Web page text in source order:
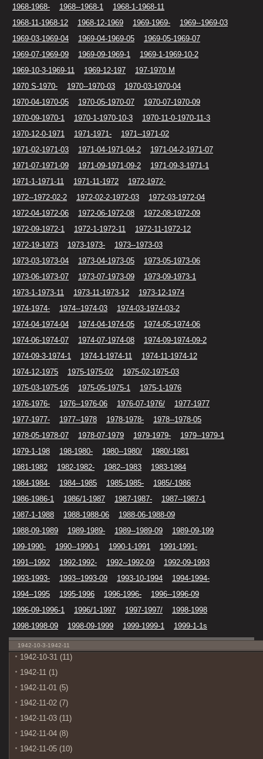
1968-1968-
1968--1968-1
1968-1-1968-11
1968-11-1968-12
1968-12-1969 1969-1969-
1969--1969-03
1969-03-1969-04
1969-04-1969-05
1969-05-1969-07
1969-07-1969-09
1969-09-1969-1
1969-1-1969-10-2
1969-10-3-1969-11
1969-12-197
197-1970 M
1970 S-1970-
1970--1970-03
1970-03-1970-04
1970-04-1970-05
1970-05-1970-07
1970-07-1970-09
1970-09-1970-1
1970-1-1970-10-3
1970-11-0-1970-11-3
1970-12-0-1971
1971-1971-
1971--1971-02
1971-02-1971-03
1971-04-1971-04-2
1971-04-2-1971-07
1971-07-1971-09
1971-09-1971-09-2
1971-09-3-1971-1
1971-1-1971-11
1971-11-1972
1972-1972-
1972--1972-02-2
1972-02-2-1972-03
1972-03-1972-04
1972-04-1972-06
1972-06-1972-08
1972-08-1972-09
1972-09-1972-1
1972-1-1972-11
1972-11-1972-12
1972-19-1973
1973-1973-
1973--1973-03
1973-03-1973-04
1973-04-1973-05
1973-05-1973-06
1973-06-1973-07
1973-07-1973-09
1973-09-1973-1
1973-1-1973-11
1973-11-1973-12
1973-12-1974
1974-1974-
1974--1974-03
1974-03-1974-03-2
1974-04-1974-04
1974-04-1974-05
1974-05-1974-06
1974-06-1974-07
1974-07-1974-08
1974-09-1974-09-2
1974-09-3-1974-1
1974-1-1974-11
1974-11-1974-12
1974-12-1975
1975-1975-02
1975-02-1975-03
1975-03-1975-05
1975-05-1975-1
1975-1-1976
1976-1976-
1976--1976-06 1976-07-1976/
1977-1977
1977-1977-
1977--1978 1978-1978-
1978--1978-05
1978-05-1978-07
1978-07-1979 1979-1979-
1979--1979-1
1979-1-198
198-1980- 1980--1980/
1980/-1981
1981-1982
1982-1982- 1982--1983
1983-1984
1984-1984-
1984--1985 1985-1985-
1985/-1986
1986-1986-1
1986/1-1987 1987-1987-
1987--1987-1
1987-1-1988
1988-1988-06
1988-06-1988-09
1988-09-1989
1989-1989- 1989--1989-09
1989-09-199
199-1990-
1990--1990-1 1990-1-1991
1991-1991-
1991--1992
1992-1992- 1992--1992-09
1992-09-1993
1993-1993-
1993--1993-09 1993-10-1994
1994-1994-
1994--1995
1995-1996 1996-1996-
1996--1996-09
1996-09-1996-1
1996/1-1997 1997-1997/
1998-1998
1998-1998-09
1998-09-1999 1999-1999-1 1999-1-1s
1942-10-3-1942-11
1942-10-31 (11)
1942-11 (1)
1942-11-01 (5)
1942-11-02 (7)
1942-11-03 (11)
1942-11-04 (8)
1942-11-05 (10)